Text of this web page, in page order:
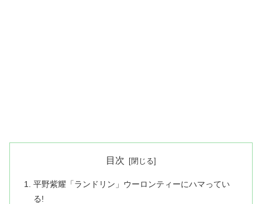
目次
平野紫耀「ランドリン」ウーロンティーにハマってい
る!